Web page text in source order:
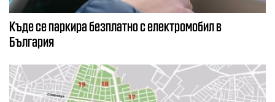
Къде се паркира безплатно с електромобил в
България